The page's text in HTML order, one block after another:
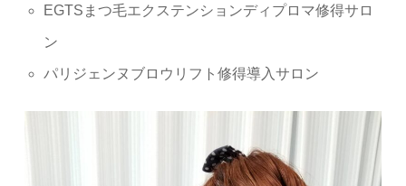
EGTSまつ毛エクステンションディプロマ修得サロ
ン
パリジェンヌブロウリフト修得導入サロン